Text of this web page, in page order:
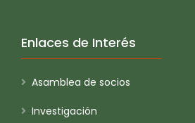
Enlaces de Interés
Asamblea de socios
Investigación